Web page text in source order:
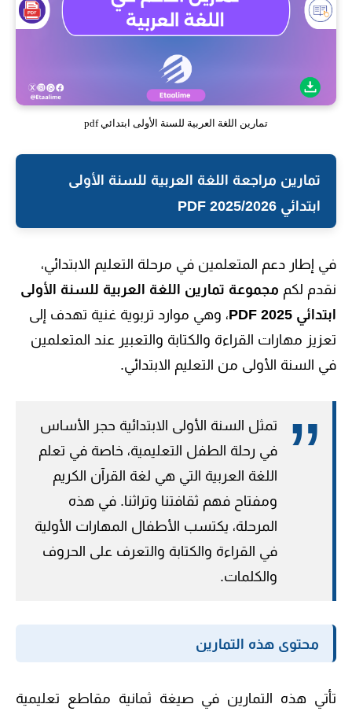
تمارين اللغة العربية للسنة الأولى ابتدائي pdf
تمارين مراجعة اللغة العربية للسنة الأولى
ابتدائي PDF 2025/2026
في إطار دعم المتعلمين في مرحلة التعليم الابتدائي،
نقدم لكم مجموعة تمارين اللغة العربية للسنة الأولى
ابتدائي PDF 2025
، وهي موارد تربوية غنية تهدف إلى
تعزيز مهارات القراءة والكتابة والتعبير عند المتعلمين
في السنة الأولى من التعليم الابتدائي.
تمثل السنة الأولى الابتدائية حجر الأساس
في رحلة الطفل التعليمية، خاصة في تعلم
اللغة العربية التي هي لغة القرآن الكريم
ومفتاح فهم ثقافتنا وتراثنا. في هذه
المرحلة، يكتسب الأطفال المهارات الأولية
في القراءة والكتابة والتعرف على الحروف
والكلمات.
محتوى هذه التمارين
تأتي هذه التمارين في صيغة ثمانية مقاطع تعليمية